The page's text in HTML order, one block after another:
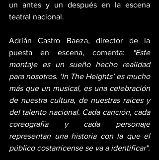
un antes y un después en la escena
teatral nacional.
Adrián Castro Baeza, director de la
puesta en escena, comenta:
"Este
montaje es un sueño hecho realidad
para nosotros. ‘In The Heights’ es mucho
más que un musical, es una celebración
de nuestra cultura, de nuestras raíces y
del talento nacional. Cada canción, cada
coreografía y cada personaje
representan una historia con la que el
público costarricense se va a identificar".